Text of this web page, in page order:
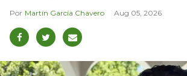
Martín García Chavero Aug 05, 2026